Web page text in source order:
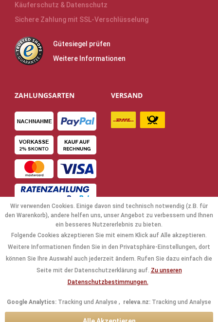
Käuferschutz & Datenschutz
Sichere Zahlung mit SSL-Verschlüsselung
Gütesiegel prüfen
Weitere Informationen
ZAHLUNGSARTEN VERSAND
NAVIGATION
INFORMATIONEN
Wir verwenden Cookies. Einige davon sind technisch notwendig (z.B. für
den Warenkorb), andere helfen uns, unser Angebot zu verbessern und Ihnen
ein besseres Nutzererlebnis zu bieten.
Folgende Cookies akzeptieren Sie mit einem Klick auf Alle akzeptieren.
Weitere Informationen finden Sie in den Privatsphäre-Einstellungen, dort
können Sie Ihre Auswahl auch jederzeit ändern. Rufen Sie dazu einfach die
Seite mit der Datenschutzerklärung auf. Zu unseren
Datenschutzbestimmungen.
Google Analytics: Tracking und Analyse , releva.nz: Tracking und Analyse